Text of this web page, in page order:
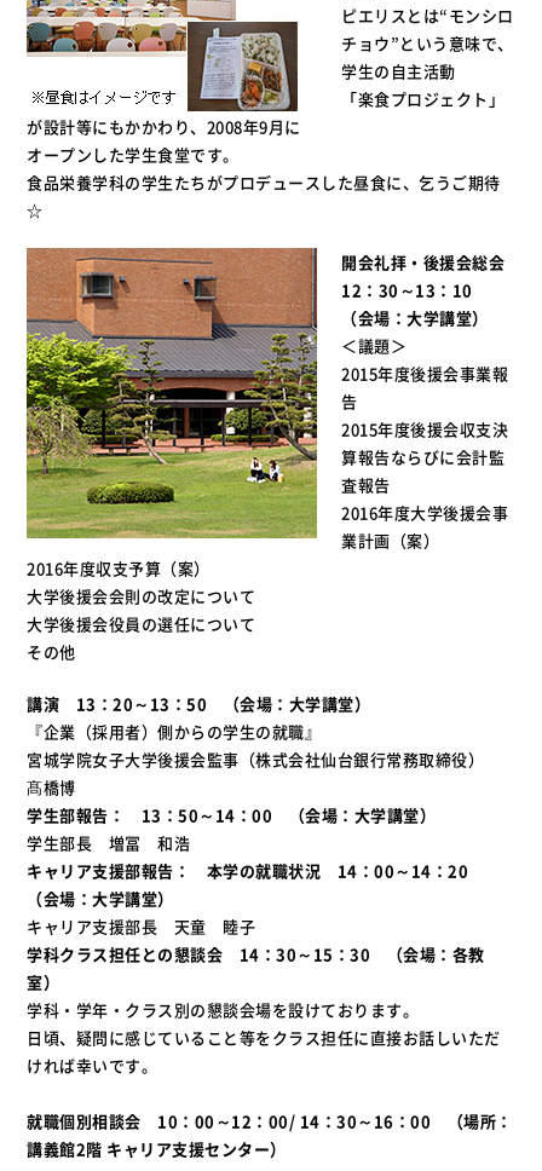
ピエリスとは“モンシロ
チョウ”という意味で、
学生の自主活動
「楽食プロジェクト」
が設計等にもかかわり、2008年9月に
オープンした学生食堂です。
食品栄養学科の学生たちがプロデュースした昼食に、乞うご期待
☆
開会礼拝・後援会総会
12：30～13：10
（会場：大学講堂）
＜議題＞
2015年度後援会事業報
告
2015年度後援会収支決
算報告ならびに会計監
査報告
2016年度大学後援会事
業計画（案）
2016年度収支予算（案）
大学後援会会則の改定について
大学後援会役員の選任について
その他
講演 13：20～13：50 （会場：大学講堂）
『企業（採用者）側からの学生の就職』
宮城学院女子大学後援会監事（株式会社仙台銀行常務取締役）
髙橋博
学生部報告： 13：50～14：00 （会場：大学講堂）
学生部長 増冨 和浩
キャリア支援部報告： 本学の就職状況 14：00～14：20
（会場：大学講堂）
キャリア支援部長 天童 睦子
学科クラス担任との懇談会 14：30～15：30 （会場：各教
室）
学科・学年・クラス別の懇談会場を設けております。
日頃、疑問に感じていること等をクラス担任に直接お話しいただ
ければ幸いです。
就職個別相談会
10：00～12：00/ 14：30～16：00 （場所：
講義館2階 キャリア支援センター）